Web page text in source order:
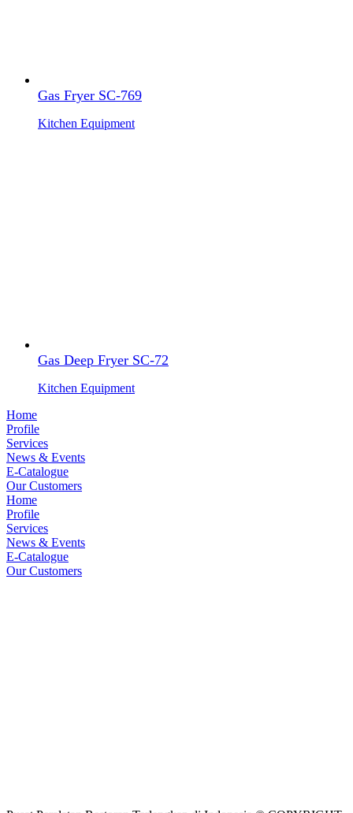
Gas Fryer SC-769
Kitchen Equipment
Gas Deep Fryer SC-72
Kitchen Equipment
Home
Profile
Services
News & Events
E-Catalogue
Our Customers
Home
Profile
Services
News & Events
E-Catalogue
Our Customers